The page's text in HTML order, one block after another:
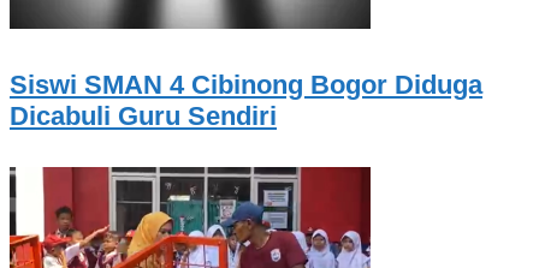
Siswi SMAN 4 Cibinong Bogor Diduga
Dicabuli Guru Sendiri